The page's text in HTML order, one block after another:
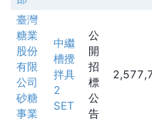
臺灣
糖業
股份
有限
公司
砂糖
事業
中繼
槽攪
拌具
2
SET
公
開
招
標
公
告